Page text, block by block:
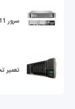
سرور dl380 g11
تعمیر